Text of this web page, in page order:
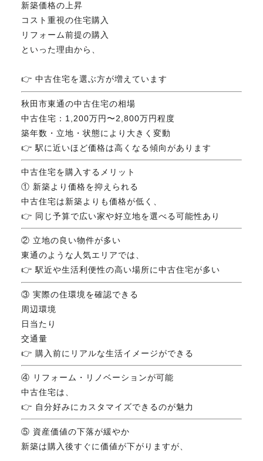
スタッフ紹介
マスターのブログ
018-853-5780
FAX. 018-853-5781
開催日：平日9:30－17:30／
土曜10:00－15:00（要予約）
定休日：第2第4土曜日および日曜祝祭日
無料相談、お問い合わせはこちら
新築価格の上昇
コスト重視の住宅購入
リフォーム前提の購入
といった理由から、
👉 中古住宅を選ぶ方が増えています
秋田市東通の中古住宅の相場
中古住宅：1,200万円〜2,800万円程度
築年数・立地・状態により大きく変動
👉 駅に近いほど価格は高くなる傾向があります
中古住宅を購入するメリット
① 新築より価格を抑えられる
中古住宅は新築よりも価格が低く、
👉 同じ予算で広い家や好立地を選べる可能性あり
② 立地の良い物件が多い
東通のような人気エリアでは、
👉 駅近や生活利便性の高い場所に中古住宅が多い
③ 実際の住環境を確認できる
周辺環境
日当たり
交通量
👉 購入前にリアルな生活イメージができる
④ リフォーム・リノベーションが可能
中古住宅は、
👉 自分好みにカスタマイズできるのが魅力
⑤ 資産価値の下落が緩やか
新築は購入後すぐに価値が下がりますが、